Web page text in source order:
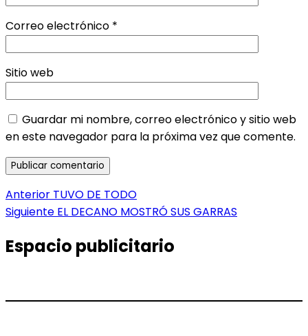
Correo electrónico *
Sitio web
Guardar mi nombre, correo electrónico y sitio web
en este navegador para la próxima vez que comente.
Navegación
de
entradas
Anterior Entrada
anterior:
TUVO DE TODO
Siguiente Entrada
EL DECANO MOSTRÓ SUS GARRAS
Espacio publicitario